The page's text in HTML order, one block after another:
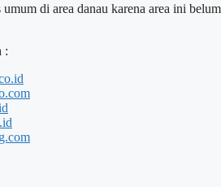
di area danau karena area ini
: